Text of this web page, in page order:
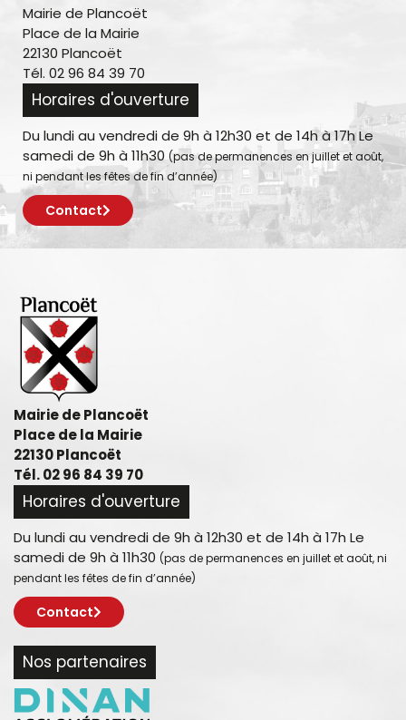
Mairie de Plancoët
Place de la Mairie
22130 Plancoët
Tél. 02 96 84 39 70
Horaires d'ouverture
Du lundi au vendredi de 9h à 12h30 et de 14h à 17h Le
samedi de 9h à 11h30 (pas de permanences en juillet et août,
ni pendant les fêtes de fin d’année)
Contact
Mairie de Plancoët
Place de la Mairie
22130 Plancoët
Tél. 02 96 84 39 70
Horaires d'ouverture
Du lundi au vendredi de 9h à 12h30 et de 14h à 17h Le
samedi de 9h à 11h30 (pas de permanences en juillet et août, ni
pendant les fêtes de fin d’année)
Contact
Nos partenaires